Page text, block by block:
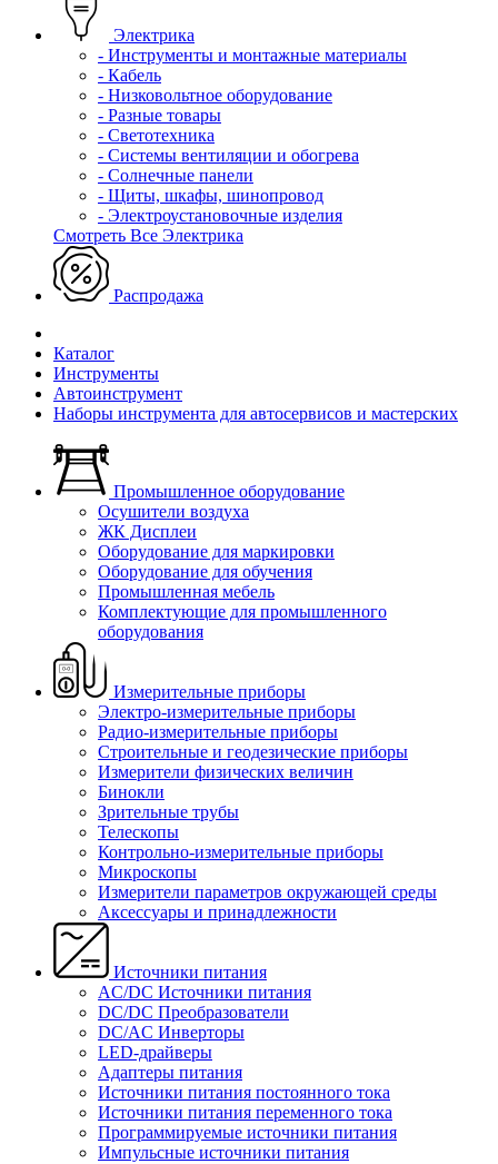
Электрика
- Инструменты и монтажные материалы
- Кабель
- Низковольтное оборудование
- Разные товары
- Светотехника
- Системы вентиляции и обогрева
- Солнечные панели
- Щиты, шкафы, шинопровод
- Электроустановочные изделия
Смотреть Все Электрика
Распродажа
Каталог
Инструменты
Автоинструмент
Наборы инструмента для автосервисов и мастерских
Промышленное оборудование
Осушители воздуха
ЖК Дисплеи
Оборудование для маркировки
Оборудование для обучения
Промышленная мебель
Комплектующие для промышленного
оборудования
Измерительные приборы
Электро-измерительные приборы
Радио-измерительные приборы
Строительные и геодезические приборы
Измерители физических величин
Бинокли
Зрительные трубы
Телескопы
Контрольно-измерительные приборы
Микроскопы
Измерители параметров окружающей среды
Аксессуары и принадлежности
Источники питания
AC/DC Источники питания
DC/DC Преобразователи
DC/AC Инверторы
LED-драйверы
Адаптеры питания
Источники питания постоянного тока
Источники питания переменного тока
Программируемые источники питания
Импульсные источники питания